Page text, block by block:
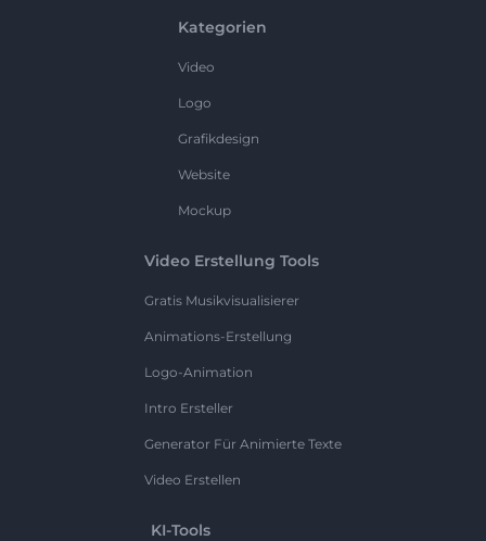
Kategorien
Video
Logo
Grafikdesign
Website
Mockup
Video Erstellung Tools
Gratis Musikvisualisierer
Animations-Erstellung
Logo-Animation
Intro Ersteller
Generator Für Animierte Texte
Video Erstellen
KI-Tools